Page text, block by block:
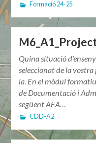
Formació 24-25
Quina situació
seleccionat de la
la. En el mòdul
de Documentació i
següent AEA…
CDD-A2